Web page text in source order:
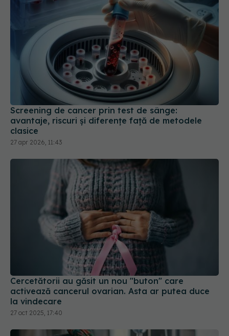
Screening de cancer prin test de sânge:
avantaje, riscuri și diferențe față de metodele
clasice
27 apr 2026, 11:43
Cercetătorii au găsit un nou "buton" care
activează cancerul ovarian. Asta ar putea duce
la vindecare
27 oct 2025, 17:40